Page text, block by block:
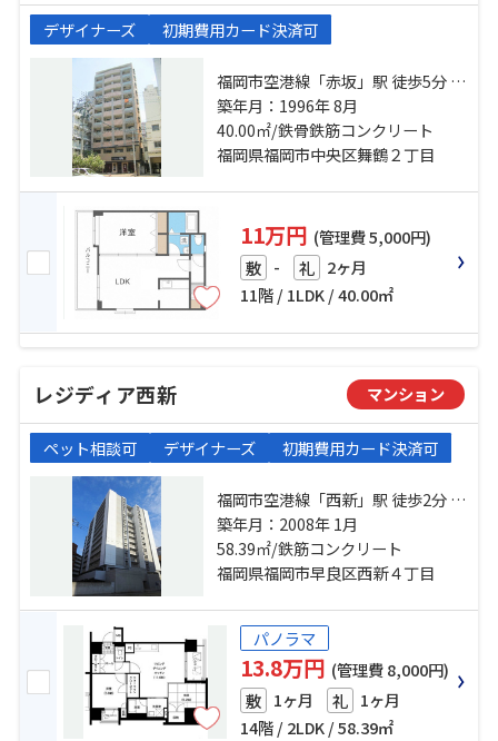
デザイナーズ 初期費用カード決済可
福岡市空港線「赤坂」駅 徒歩5分 福
岡市空港線「天神」駅 徒歩11分 福
岡市空港線「大濠公園」駅 徒歩18
分
築年月：1996年 8月
40.00㎡/鉄骨鉄筋コンクリート
福岡県福岡市中央区舞鶴２丁目
11万円 (管理費 5,000円)
敷 - 礼 2ヶ月
11階 / 1LDK / 40.00㎡
レジディア西新 マンション
ペット相談可 デザイナーズ 初期費用カード決済可
福岡市空港線「西新」駅 徒歩2分 福
岡市空港線「唐人町」駅 徒歩15分
福岡市空港線「大濠公園」駅 徒歩
23分
築年月：2008年 1月
58.39㎡/鉄筋コンクリート
福岡県福岡市早良区西新４丁目
パノラマ
13.8万円 (管理費 8,000円)
敷 1ヶ月 礼 1ヶ月
14階 / 2LDK / 58.39㎡